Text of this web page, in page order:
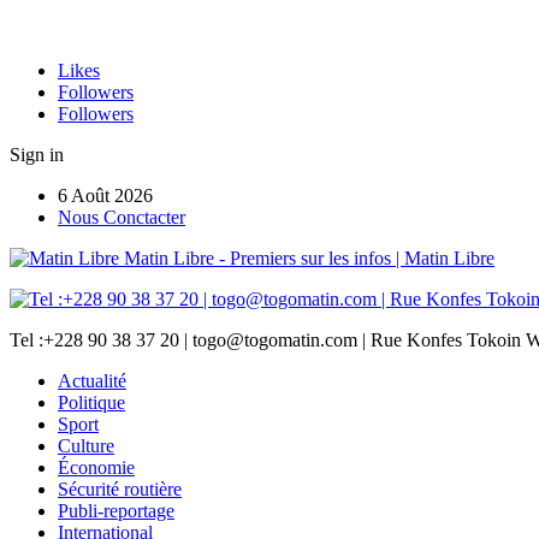
Likes
Followers
Followers
Sign in
6 Août 2026
Nous Conctacter
Matin Libre - Premiers sur les infos | Matin Libre
Tel :+228 90 38 37 20 | togo@togomatin.com | Rue Konfes Tokoin
Actualité
Politique
Sport
Culture
Économie
Sécurité routière
Publi-reportage
International